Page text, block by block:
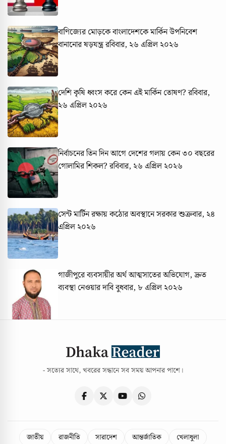
বাণিজ্যের মোড়কে বাংলাদেশকে মার্কিন উপনিবেশ
বানানোর ষড়যন্ত্ররবিবার, ২৬ এপ্রিল ২০২৬
দেশি কৃষি ধ্বংস করে কেন এই মার্কিন তোষণ? রবিবার,
২৬ এপ্রিল ২০২৬
নির্বাচনের তিন দিন আগে দেশের গলায় কেন ৩০ বছরের
গোলামির শিকল? রবিবার, ২৬ এপ্রিল ২০২৬
সেন্ট মার্টিন রক্ষায় কঠোর অবস্থানে সরকারশুক্রবার, ২৪
এপ্রিল ২০২৬
গাজীপুরে ব্যবসায়ীর অর্থ আত্মসাতের অভিযোগ, দ্রুত
ব্যবস্থা নেওয়ার দাবিবুধবার, ৮ এপ্রিল ২০২৬
- সত্যের সাথে, খবরের সন্ধানে সব সময় আপনার পাশে।
জাতীয় রাজনীতি সারাদেশ আন্তর্জাতিক খেলাধুলা